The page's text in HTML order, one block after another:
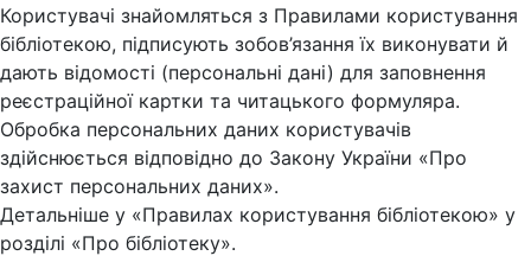
Користувачі знайомляться з Правилами користування
бібліотекою, підписують зобов’язання їх виконувати й
дають відомості (персональні дані) для заповнення
реєстраційної картки та читацького формуляра.
Обробка персональних даних користувачів
здійснюється відповідно до Закону України «Про
захист персональних даних».
Детальніше у «Правилах користування бібліотекою» у
розділі «Про бібліотеку».